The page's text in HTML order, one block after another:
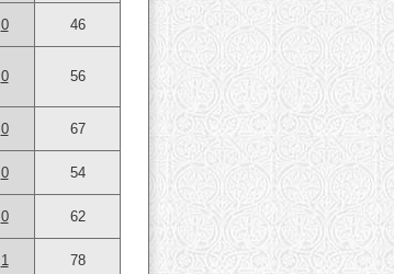
0 46
0 56
0 67
0 54
0 62
1 78